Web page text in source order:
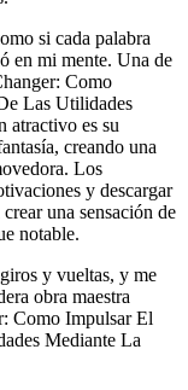
si cada palabra
en mi mente. Una de
Como
Las Utilidades
atractivo es su
creando una
Los
y descargar
una sensación de
notable.
y vueltas, y me
obra maestra
Como Impulsar El
Mediante La